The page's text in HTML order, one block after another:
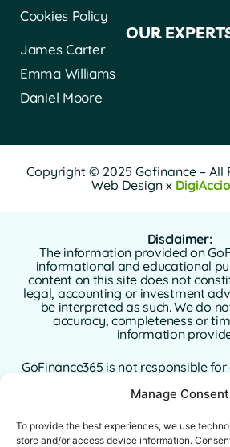
Manage Consent
To provide the best experiences, we use
store and/or access device information.
Cookies Policy
OUR
James Carter
Emma Williams
Daniel Moore
Copyright © 2025 Gofinance – All
Web Design x
Disclaimer:
The information provided on
informational and educational
content on this site does not
legal, accounting or investment
be interpreted as such. We do
accuracy, completeness or
information
GoFinance365 is not responsible
of this website. We strongly
country of residence before
regarding your personal or